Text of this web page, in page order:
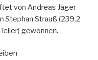
von Andreas Jäger
Stephan Strauß (239,2
gewonnen.